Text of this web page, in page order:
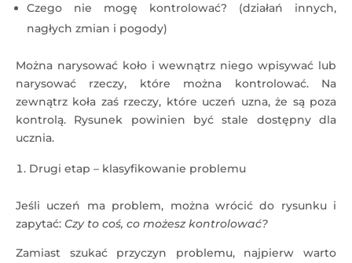
Czego nie mogę kontrolować? (działań innych,
nagłych zmian i pogody)
Można narysować koło i wewnątrz niego wpisywać lub
narysować rzeczy, które można kontrolować. Na
zewnątrz koła zaś rzeczy, które uczeń uzna, że są poza
kontrolą. Rysunek powinien być stale dostępny dla
ucznia.
Drugi etap – klasyfikowanie problemu
Jeśli uczeń ma problem, można wrócić do rysunku i
zapytać: Czy to coś, co możesz kontrolować?
Zamiast szukać przyczyn problemu, najpierw warto